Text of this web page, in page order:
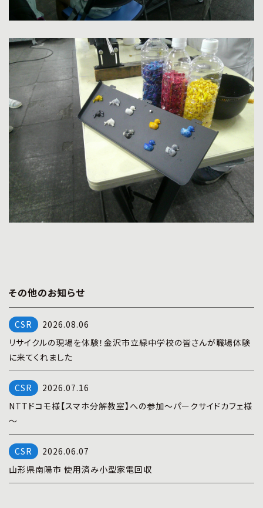
その他のお知らせ
2026.08.06
リサイクルの現場を体験！金沢市立緑中学校の皆さんが職場体験
に来てくれました
2026.07.16
NTTドコモ様【スマホ分解教室】への参加～パークサイドカフェ様
～
2026.06.07
山形県南陽市 使用済み小型家電回収